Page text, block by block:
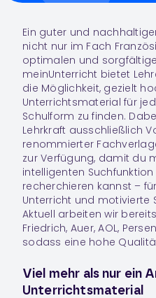
Ein guter und
nicht nur im Fach
optimalen und
meinUnterricht bietet
die Möglichkeit, gezielt
Unterrichtsmaterial für
Schulform zu finden.
Lehrkraft ausschließlich
renommierter
zur Verfügung, damit du
intelligenten
recherchieren kannst –
Unterricht und motivierte
Aktuell arbeiten wir
Friedrich, Auer, AOL,
sodass eine hohe
Viel mehr als nur ein
Unterrichtsmaterial